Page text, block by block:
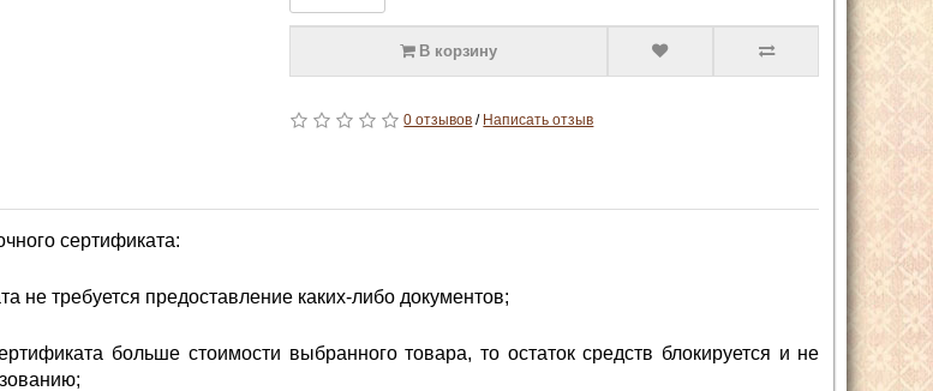
В корзину
0 отзывов / Написать отзыв
сертификата:
не требуется предоставление каких-либо документов;
больше стоимости выбранного товара, то остаток средств блокируется и не